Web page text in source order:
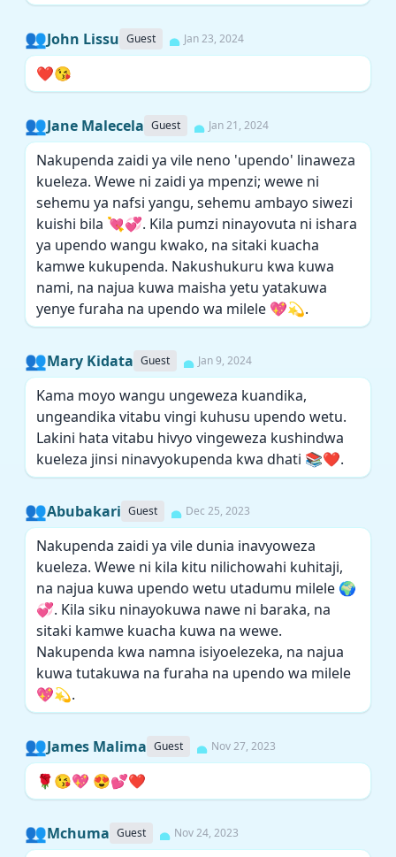
👥John Lissu Guest Jan 23, 2024
❤️😘
👥Jane Malecela Guest Jan 21, 2024
Nakupenda zaidi ya vile neno 'upendo' linaweza
kueleza. Wewe ni zaidi ya mpenzi; wewe ni
sehemu ya nafsi yangu, sehemu ambayo siwezi
kuishi bila 💘💞. Kila pumzi ninayovuta ni ishara
ya upendo wangu kwako, na sitaki kuacha
kamwe kukupenda. Nakushukuru kwa kuwa
nami, na najua kuwa maisha yetu yatakuwa
yenye furaha na upendo wa milele 💖💫.
👥Mary Kidata Guest Jan 9, 2024
Kama moyo wangu ungeweza kuandika,
ungeandika vitabu vingi kuhusu upendo wetu.
Lakini hata vitabu hivyo vingeweza kushindwa
kueleza jinsi ninavyokupenda kwa dhati 📚❤️.
👥Abubakari Guest Dec 25, 2023
Nakupenda zaidi ya vile dunia inavyoweza
kueleza. Wewe ni kila kitu nilichowahi kuhitaji,
na najua kuwa upendo wetu utadumu milele 🌍
💞. Kila siku ninayokuwa nawe ni baraka, na
sitaki kamwe kuacha kuwa na wewe.
Nakupenda kwa namna isiyoelezeka, na najua
kuwa tutakuwa na furaha na upendo wa milele
💖💫.
👥James Malima Guest Nov 27, 2023
🌹😘💖 😍💕❤️
👥Mchuma Guest Nov 24, 2023